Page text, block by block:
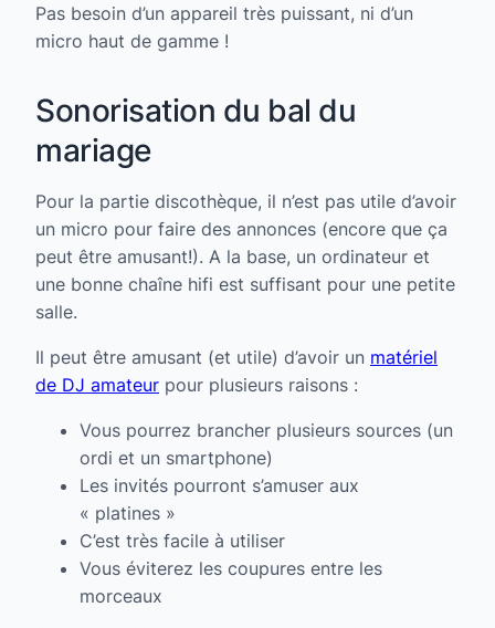
Pas besoin d’un appareil très puissant, ni d’un
micro haut de gamme !
Sonorisation du bal du
mariage
Pour la partie discothèque, il n’est pas utile d’avoir
un micro pour faire des annonces (encore que ça
peut être amusant!). A la base, un ordinateur et
une bonne chaîne hifi est suffisant pour une petite
salle.
Il peut être amusant (et utile) d’avoir un matériel
de DJ amateur pour plusieurs raisons :
Vous pourrez brancher plusieurs sources (un
ordi et un smartphone)
Les invités pourront s’amuser aux
« platines »
C’est très facile à utiliser
Vous éviterez les coupures entre les
morceaux